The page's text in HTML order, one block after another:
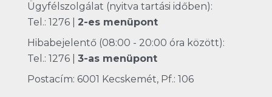
Ügyfélszolgálat (nyitva tartási időben):
Tel.: 1276| 2-es menüpont
Hibabejelentő (08:00 - 20:00 óra között):
Tel.: 1276| 3-as menüpont
Postacím: 6001 Kecskemét, Pf.: 106